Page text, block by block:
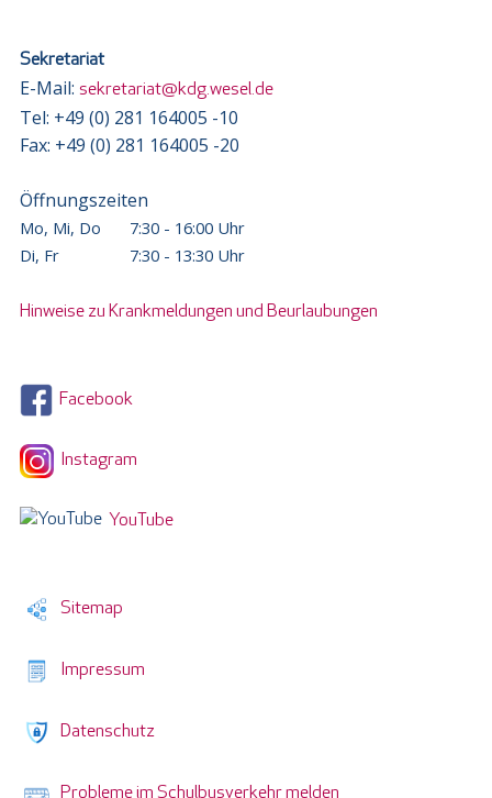
Sekretariat
E-Mail: sekretariat@kdg.wesel.de
Tel: +49 (0) 281 164005 -10
Fax: +49 (0) 281 164005 -20
Öffnungszeiten
Mo, Mi, Do
7:30 - 16:00 Uhr
Di, Fr
7:30 - 13:30 Uhr
Hinweise zu Krankmeldungen und Beurlaubungen
Facebook
Instagram
YouTube
Sitemap
Impressum
Datenschutz
Probleme im Schulbusverkehr melden